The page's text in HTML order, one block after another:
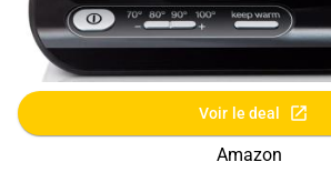
Voir le deal
Amazon